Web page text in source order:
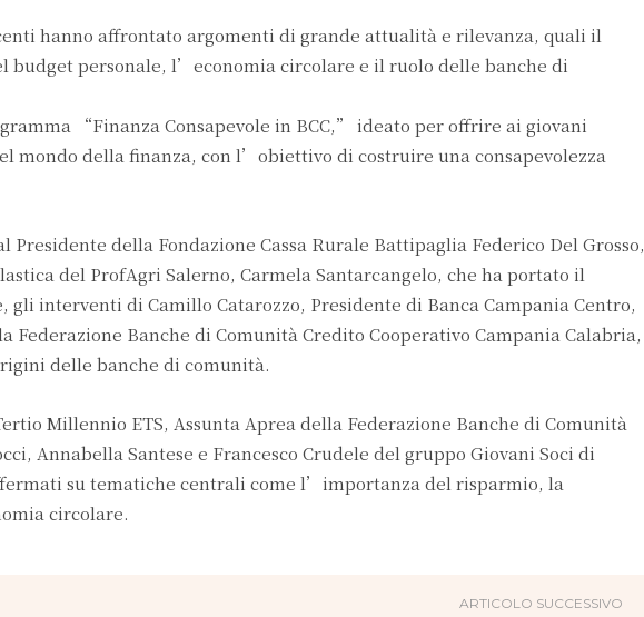
hanno affrontato argomenti di grande attualità e rilevanza, quali il
budget personale, l’economia circolare e il ruolo delle banche di
“Finanza Consapevole in BCC,” ideato per offrire ai giovani
mondo della finanza, con l’obiettivo di costruire una consapevolezza
della Fondazione Cassa Rurale Battipaglia Federico Del Grosso,
del ProfAgri Salerno, Carmela Santarcangelo, che ha portato il
interventi di Camillo Catarozzo, Presidente di Banca Campania Centro,
Federazione Banche di Comunità Credito Cooperativo Campania Calabria,
delle banche di comunità.
Millennio ETS, Assunta Aprea della Federazione Banche di Comunità
Annabella Santese e Francesco Crudele del gruppo Giovani Soci di
su tematiche centrali come l’importanza del risparmio, la
circolare.
ARTICOLO SUCCESSIVO